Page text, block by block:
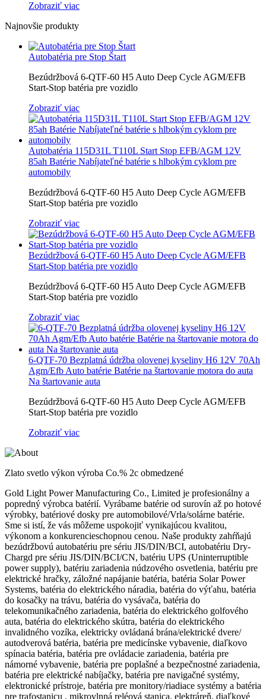
Zobraziť viac
Najnovšie produkty
Autobatéria pre Stop Štart
Bezúdržbová 6-QTF-60 H5 Auto Deep Cycle AGM/EFB
Start-Stop batéria pre vozidlo
Zobraziť viac
Autobatéria 115D31L T110L Start Stop EFB/AGM 12V
85ah Batérie Nabíjateľné batérie s hlbokým cyklom pre
automobily
Bezúdržbová 6-QTF-60 H5 Auto Deep Cycle AGM/EFB
Start-Stop batéria pre vozidlo
Zobraziť viac
Bezúdržbová 6-QTF-60 H5 Auto Deep Cycle AGM/EFB
Start-Stop batéria pre vozidlo
Bezúdržbová 6-QTF-60 H5 Auto Deep Cycle AGM/EFB
Start-Stop batéria pre vozidlo
Zobraziť viac
6-QTF-70 Bezplatná údržba olovenej kyseliny H6 12V 70Ah
Agm/Efb Auto batérie Batérie na štartovanie motora do auta
Na štartovanie auta
Bezúdržbová 6-QTF-60 H5 Auto Deep Cycle AGM/EFB
Start-Stop batéria pre vozidlo
Zobraziť viac
Zlato svetlo výkon výroba Co.% 2c obmedzené
Gold Light Power Manufacturing Co., Limited je profesionálny a
popredný výrobca batérií. Vyrábame batérie od surovín až po hotové
výrobky, batériové dosky pre automobilové/Vrla/solárne batérie.
Sme si istí, že vás môžeme uspokojiť vynikajúcou kvalitou,
výkonom a konkurencieschopnou cenou. Naše produkty zahŕňajú
bezúdržbovú autobatériu pre sériu JIS/DIN/BCI, autobatériu Dry-
Chargd pre sériu JIS/DIN/BCI/CN, batériu UPS (Uninterruptible
power supply), batériu zariadenia núdzového osvetlenia, batériu pre
elektrické hračky, záložné napájanie batéria, batéria Solar Power
Systems, batéria do elektrického náradia, batéria do výťahu, batéria
do kosačky na trávu, batéria do vysávača, batéria do
telekomunikačného zariadenia, batéria do elektrického golfového
auta, batéria do elektrického skútra, batéria do elektrického
invalidného vozíka, elektricky ovládaná brána/elektrické dvere/
autodverová batéria, batéria pre medicínske vybavenie, diaľkovo
spínacia batéria, batéria pre ovládacie zariadenia, batéria pre
námorné vybavenie, batéria pre poplašné a bezpečnostné zariadenia,
batéria pre elektrické nabíjačky, batéria pre navigačné systémy,
elektronické prístroje, batéria pre monitory/riadiace systémy a batéria
pre trafostanicu , mikrovlnná reléová stanica, elektráreň, diaľkové